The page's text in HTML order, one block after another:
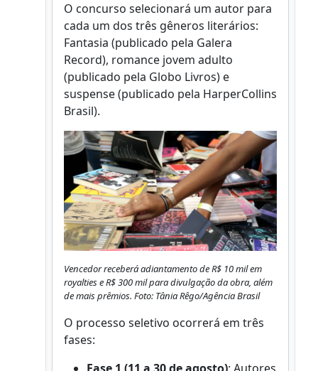
O concurso selecionará um autor para
cada um dos três gêneros literários:
Fantasia (publicado pela Galera
Record), romance jovem adulto
(publicado pela Globo Livros) e
suspense (publicado pela HarperCollins
Brasil).
Vencedor receberá adiantamento de R$ 10 mil em
royalties e R$ 300 mil para divulgação da obra, além
de mais prêmios. Foto: Tânia Rêgo/Agência Brasil
O processo seletivo ocorrerá em três
fases: